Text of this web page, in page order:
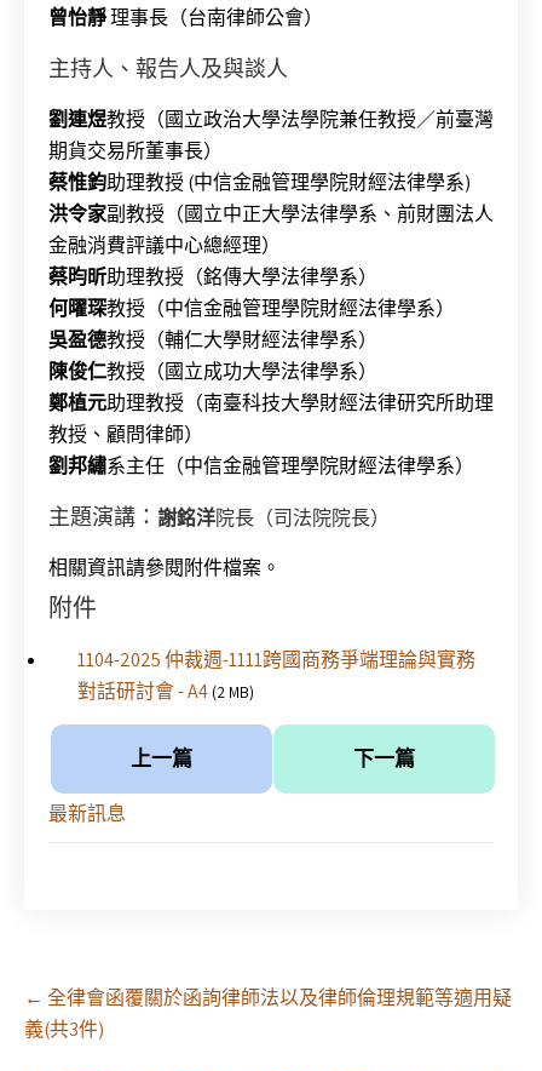
曾怡靜理事長（台南律師公會）
主持人、報告人及與談人
劉連煜教授（國立政治大學法學院兼任教授／前臺灣
期貨交易所董事長）
蔡惟鈞助理教授 (中信金融管理學院財經法律學系)
洪令家副教授（國立中正大學法律學系、前財團法人
金融消費評議中心總經理）
蔡昀昕助理教授（銘傳大學法律學系）
何曜琛教授（中信金融管理學院財經法律學系）
吳盈德教授（輔仁大學財經法律學系）
陳俊仁教授（國立成功大學法律學系）
鄭植元助理教授（南臺科技大學財經法律研究所助理
教授、顧問律師）
劉邦繡系主任（中信金融管理學院財經法律學系）
主題演講： 謝銘洋院長（司法院院長）
相關資訊請參閱附件檔案。
附件
1104-2025 仲裁週-1111跨國商務爭端理論與實務
對話研討會 - A4 (2 MB)
上一篇 下一篇
最新訊息
Post
navigation
← 全律會函覆關於函詢律師法以及律師倫理規範等適用疑
義(共3件)